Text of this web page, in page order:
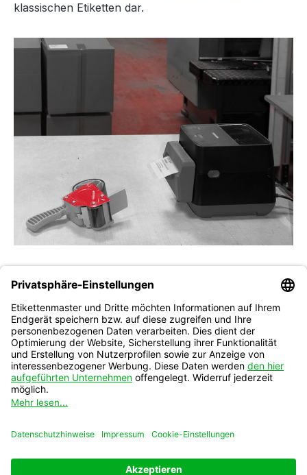
klassischen Etiketten dar.
Folgen Sie uns
auf Instagram
* Wir verkaufen ausschließlich an eingetragene